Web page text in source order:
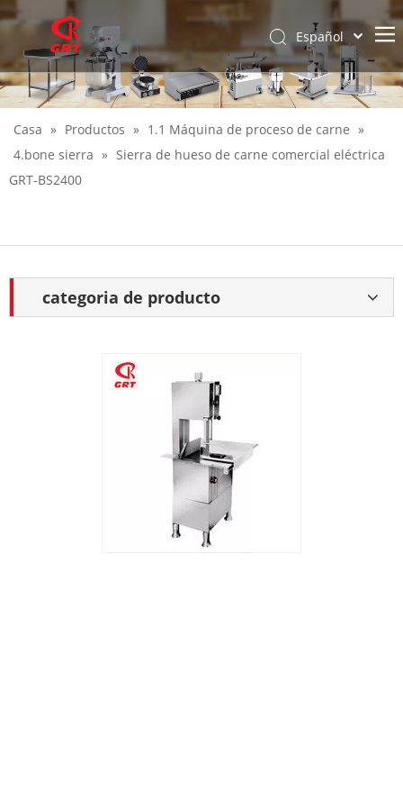
Español
English
Casa » Productos » 1.1 Máquina de proceso de carne »
4.bone sierra » Sierra de hueso de carne comercial eléctrica
GRT-BS2400
categoria de producto